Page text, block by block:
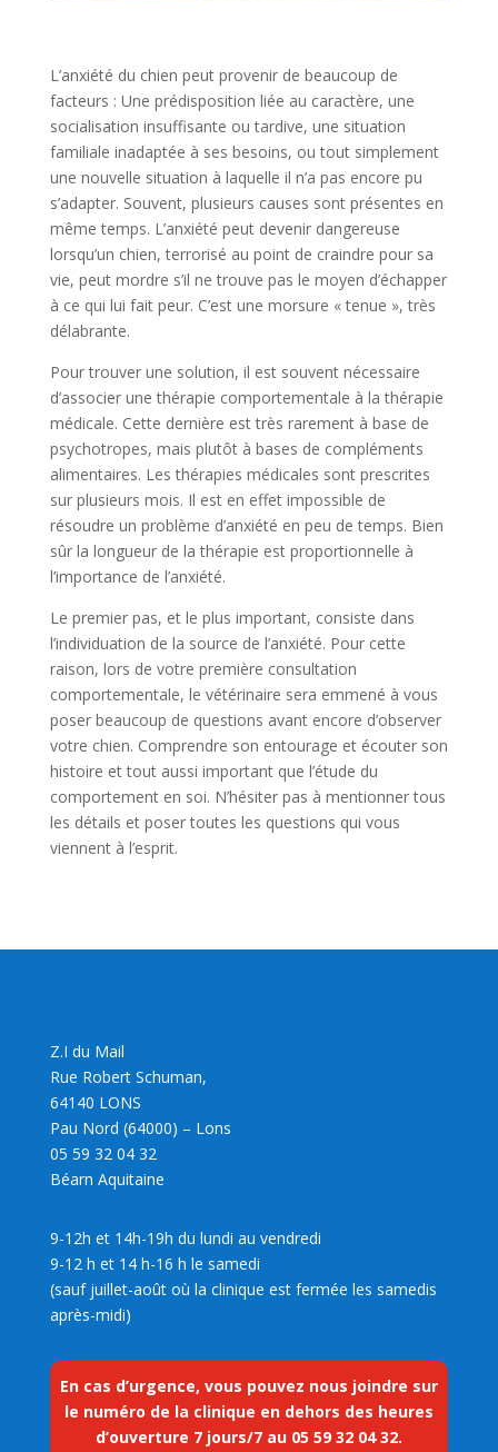
L’anxiété du chien peut provenir de beaucoup de
facteurs : Une prédisposition liée au caractère, une
socialisation insuffisante ou tardive, une situation
familiale inadaptée à ses besoins, ou tout simplement
une nouvelle situation à laquelle il n’a pas encore pu
s’adapter. Souvent, plusieurs causes sont présentes en
même temps. L’anxiété peut devenir dangereuse
lorsqu’un chien, terrorisé au point de craindre pour sa
vie, peut mordre s’il ne trouve pas le moyen d’échapper
à ce qui lui fait peur. C’est une morsure « tenue », très
délabrante.
Pour trouver une solution, il est souvent nécessaire
d’associer une thérapie comportementale à la thérapie
médicale. Cette dernière est très rarement à base de
psychotropes, mais plutôt à bases de compléments
alimentaires. Les thérapies médicales sont prescrites
sur plusieurs mois. Il est en effet impossible de
résoudre un problème d’anxiété en peu de temps. Bien
sûr la longueur de la thérapie est proportionnelle à
l’importance de l’anxiété.
Le premier pas, et le plus important, consiste dans
l’individuation de la source de l’anxiété. Pour cette
raison, lors de votre première consultation
comportementale, le vétérinaire sera emmené à vous
poser beaucoup de questions avant encore d’observer
votre chien. Comprendre son entourage et écouter son
histoire et tout aussi important que l’étude du
comportement en soi. N’hésiter pas à mentionner tous
les détails et poser toutes les questions qui vous
viennent à l’esprit.
Z.I du Mail
Rue Robert Schuman,
64140 LONS
Pau Nord (64000) – Lons
05 59 32 04 32
Béarn Aquitaine
9-12h et 14h-19h du lundi au vendredi
9-12 h et 14 h-16 h le samedi
(sauf juillet-août où la clinique est fermée les samedis
après-midi)
En cas d’urgence, vous pouvez nous joindre sur
le numéro de la clinique en dehors des heures
d’ouverture 7 jours/7 au 05 59 32 04 32.